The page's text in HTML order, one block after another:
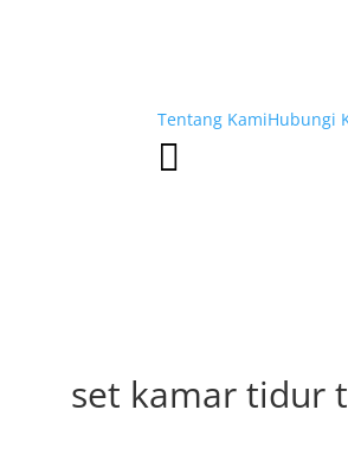
Tentang KamiHubungi

set kamar tidur